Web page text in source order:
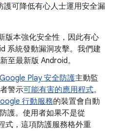
護可降低有心人士運用安全漏
版本強化安全性，因此有心
系統發動漏洞攻擊。我們建
至最新版 Android。
Google Play 安全防護主動監
警示可能有害的應用程式。
行動服務的裝置會自動
護。使用者如果不是從
式，這項防護服務格外重